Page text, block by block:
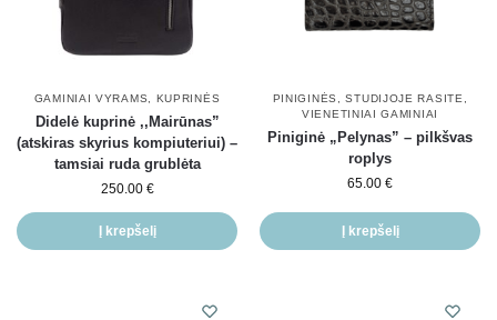
GAMINIAI VYRAMS, KUPRINĖS
Didelė kuprinė ,,Mairūnas”
(atskiras skyrius kompiuteriui) –
tamsiai ruda grublėta
250.00 €
Į krepšelį
PINIGINĖS ,STUDIJOJE RASITE,
VIENETINIAI GAMINIAI
Piniginė „Pelynas” – pilkšvas
roplys
65.00 €
Į krepšelį